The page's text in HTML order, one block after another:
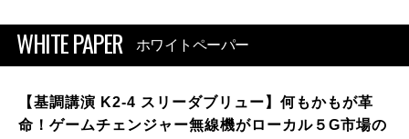
WHITE PAPER ホワイトペーパー
【基調講演 K2-4 スリーダブリュー】何もかもが革
命！ゲームチェンジャー無線機がローカル５G市場の